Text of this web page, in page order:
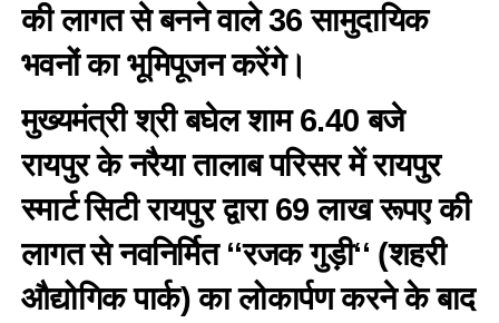
की लागत से बनने वाले 36 सामुदायिक
भवनों का भूमिपूजन करेंगे।
मुख्यमंत्री श्री बघेल शाम 6.40 बजे
रायपुर के नरैया तालाब परिसर में रायपुर
स्मार्ट सिटी रायपुर द्वारा 69 लाख रूपए की
लागत से नवनिर्मित ‘‘रजक गुड़ी‘‘ (शहरी
औद्योगिक पार्क) का लोकार्पण करने के बाद